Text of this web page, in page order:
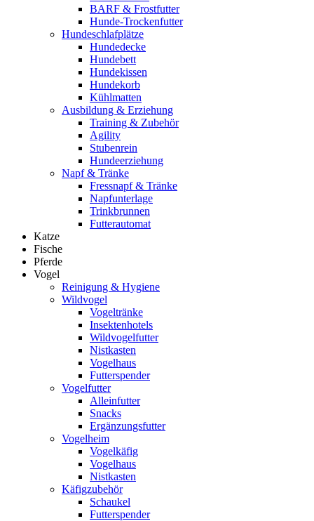
BARF & Frostfutter
Hunde-Trockenfutter
Hundeschlafplätze
Hundedecke
Hundebett
Hundekissen
Hundekorb
Kühlmatten
Ausbildung & Erziehung
Training & Zubehör
Agility
Stubenrein
Hundeerziehung
Napf & Tränke
Fressnapf & Tränke
Napfunterlage
Trinkbrunnen
Futterautomat
Katze
Fische
Pferde
Vogel
Reinigung & Hygiene
Wildvogel
Vogeltränke
Insektenhotels
Wildvogelfutter
Nistkasten
Vogelhaus
Futterspender
Vogelfutter
Alleinfutter
Snacks
Ergänzungsfutter
Vogelheim
Vogelkäfig
Vogelhaus
Nistkasten
Käfigzubehör
Schaukel
Futterspender